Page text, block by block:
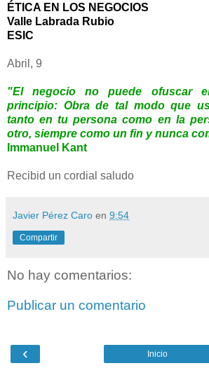
ÉTICA EN LOS NEGOCIOS
Valle Labrada Rubio
ESIC
Abril, 9
"El negocio no puede ofuscar
principio: Obra de tal modo que
tanto en tu persona como en la
otro, siempre como un fin y nunca
Immanuel Kant
Recibid un cordial saludo
Javier Pérez Caro en 9:54
Compartir
No hay comentarios:
Publicar un comentario
‹ Inicio